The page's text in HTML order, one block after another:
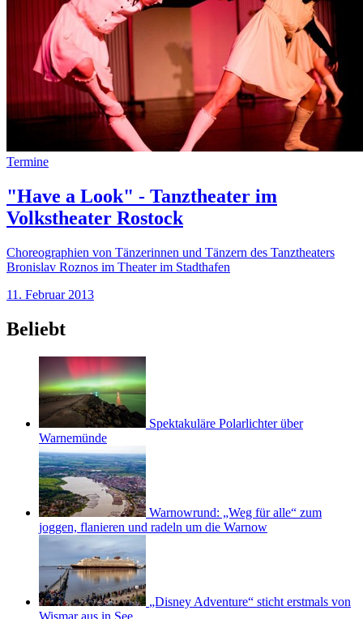
Termine
"Have a Look" - Tanztheater im
Volkstheater Rostock
Choreographien von Tänzerinnen und Tänzern des Tanztheaters
Bronislav Roznos im Theater im Stadthafen
11. Februar 2013
Beliebt
Spektakuläre Polarlichter über
Warnemünde
Warnowrund: „Weg für alle“ zum
joggen, flanieren und radeln um die Warnow
„Disney Adventure“ sticht erstmals von
Wismar aus in See